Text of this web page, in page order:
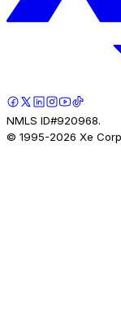
NMLS ID#920968.
© 1995-2026 Xe